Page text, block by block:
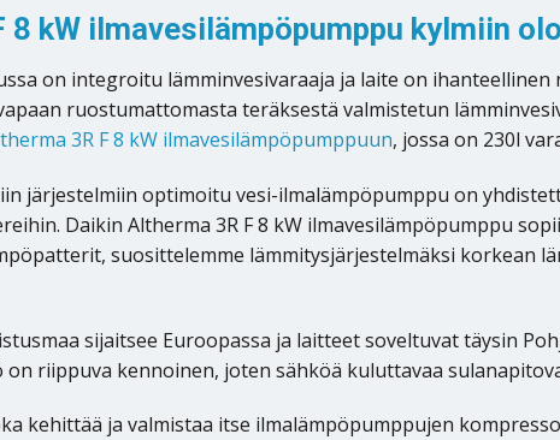
8 kW ilmavesilämpöpumppu kylmiin
on integroitu lämminvesivaraaja ja laite on
ruostumattomasta teräksestä valmistetun
3R F 8 kW ilmavesilämpöpumppuun, jossa on 230l
järjestelmiin optimoitu vesi-ilmalämpöpumppu on
Daikin Altherma 3R F 8 kW ilmavesilämpöpumppu
suosittelemme lämmitysjärjestelmäksi korkean
sijaitsee Euroopassa ja laitteet soveltuvat täysin
riippuva kennoinen, joten sähköä kuluttavaa
kehittää ja valmistaa itse ilmalämpöpumppujen